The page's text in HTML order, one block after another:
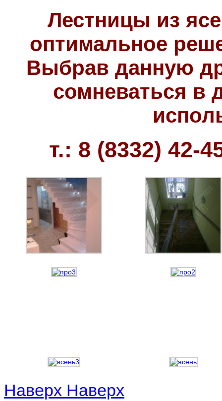
Лестницы из
оптимальное
Выбрав данную
сомневаться в
т.: 8 (8332) 42-
Наверх Наверх